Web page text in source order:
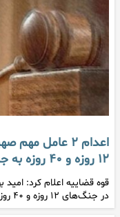
اعدام ۲ عامل
۱۲ روزه و ۴۰ روزه به جرم ارسال مختصات…
در جنگ‌های ۱۲ روزه و ۴۰ روزه به جرم ارسال مختصات…